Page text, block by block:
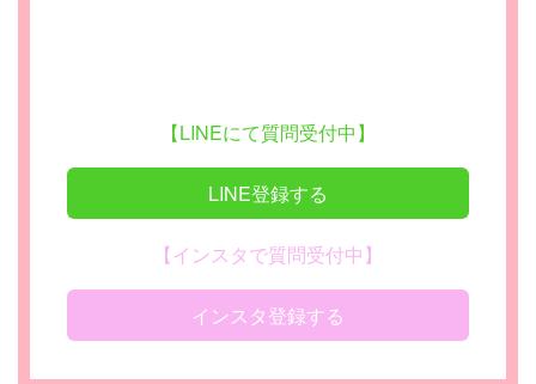
【LINEにて質問受付中】
LINE登録する
【インスタで質問受付中】
インスタ登録する